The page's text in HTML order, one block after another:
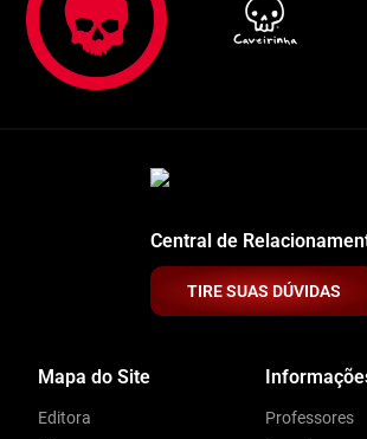
Central de
TIRE SUAS DÚVIDAS
Mapa do Site
Editora
Professores